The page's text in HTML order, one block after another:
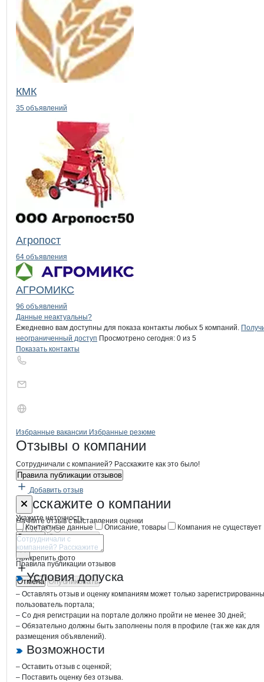
КМК
35 объявлений
Агропост
64 объявления
АГРОМИКС
96 объявлений
Контактыкомпании
+7(800)000-00-..
Данные неактуальны?
Ежедневно вам доступны для показа контакты любых 5 компаний.
неограниченный доступ Просмотрено сегодня: 0 из 5
Показать контакты
Брендыкомпани Колхоз Калинина
Вакансии вКолхоз Калинина
Избранные вакансии Избранные резюме
Новости oКолхоз Калинина, АО
Отзывы о компании
Сотрудничали с компанией? Расскажите как это было!
Правила публикации отзывов
Добавить отзыв
Расскажите о компании
Начните отзыв с выставления оценки
Прикрепить фото
Отмена Опубликовать
Форма обратной связи о
Укажите неточность
Контактные данные
Описание, товары Компания не существует
Отмена Опубликовать
Правила публикации отзывов
Условия допуска
– Оставлять отзыв и оценку компаниям может только
пользователь портала;
– Со дня регистрации на портале должно пройти не менее 30 дней;
– Обязательно должны быть заполнены поля в профиле (так же как для
размещения объявлений).
Возможности
– Оставить отзыв с оценкой;
– Поставить оценку без отзыва.